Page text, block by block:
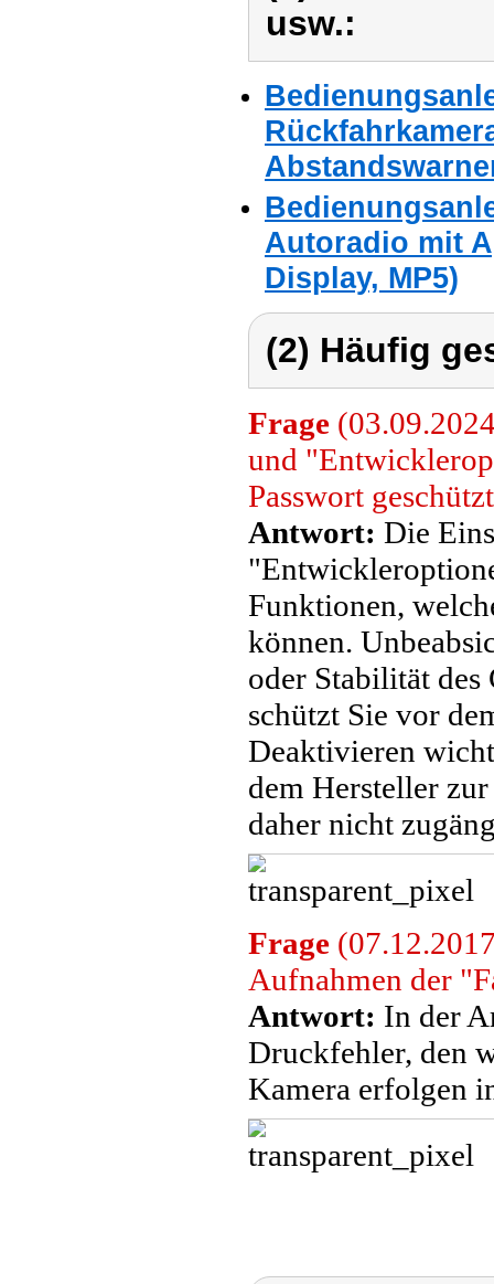
usw.:
Autoradio mit
Display, MP5)
(2) Häufig
Frage
und
Passwort
Antwort: Die
Funktionen,
können.
oder Stabilität des
schützt Sie vor
Deaktivieren
dem Hersteller
daher nicht
Frage
Aufnahmen der
Antwort: In der
Druckfehler, den
Kamera erfolgen